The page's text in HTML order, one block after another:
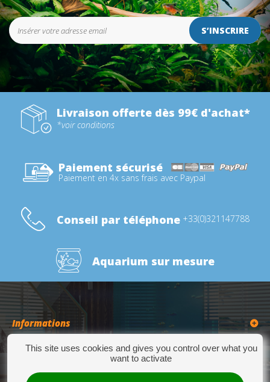
S’INSCRIRE
Livraison offerte dès 99€ d'achat*
*voir conditions
Paiement sécurisé
Paiement en 4x sans frais avec Paypal
Conseil par téléphone +33(0)321147788
Aquarium sur mesure
Informations
Catégories
This site uses cookies and gives you control over what you
want to activate